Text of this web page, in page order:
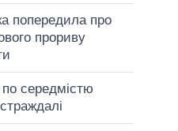
попередила про
прориву
середмістю